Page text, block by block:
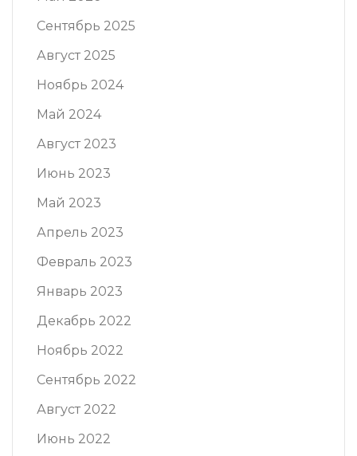
Сентябрь 2025
Август 2025
Ноябрь 2024
Май 2024
Август 2023
Июнь 2023
Май 2023
Апрель 2023
Февраль 2023
Январь 2023
Декабрь 2022
Ноябрь 2022
Сентябрь 2022
Август 2022
Июнь 2022